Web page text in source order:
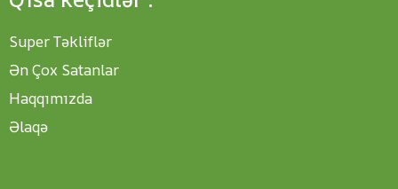
Super Təkliflər
Ən Çox Satanlar
Haqqımızda
Əlaqə